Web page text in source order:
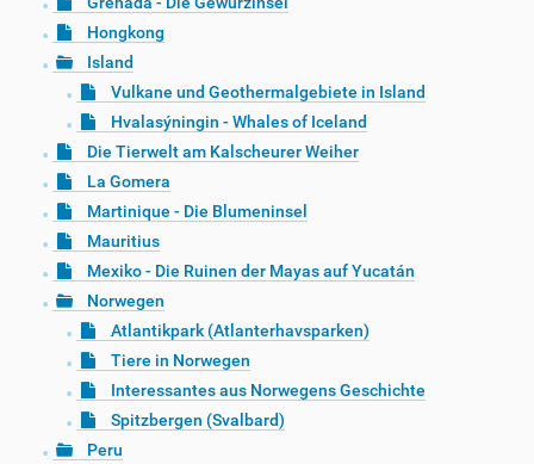
Hongkong
Island
Vulkane und Geothermalgebiete in Island
Hvalasýningin - Whales of Iceland
Die Tierwelt am Kalscheurer Weiher
La Gomera
Martinique - Die Blumeninsel
Mauritius
Mexiko - Die Ruinen der Mayas auf Yucatán
Norwegen
Atlantikpark (Atlanterhavsparken)
Tiere in Norwegen
Interessantes aus Norwegens Geschichte
Spitzbergen (Svalbard)
Peru